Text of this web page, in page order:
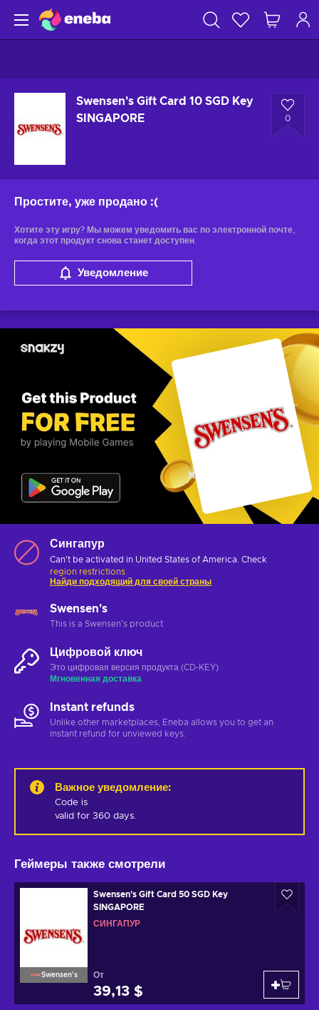
Swensen's Gift Card 10 SGD Key
SINGAPORE
0
Простите, уже продано :(
Хотите эту игру? Мы можем уведомить вас по электронной почте,
когда этот продукт снова станет доступен.
Уведомление
Сингапур
Can't be activated in United States of America. Check
region restrictions
Найди подходящий для своей страны
Swensen's
This is a Swensen's product
Цифровой ключ
Это цифровая версия продукта (CD-KEY)
Мгновенная доставка
Instant refunds
Unlike other marketplaces, Eneba allows you to get an
instant refund for unviewed keys.
Важное уведомление:
Code is
valid for 360 days.
Геймеры также смотрели
Swensen's
Swensen's Gift Card 50 SGD Key
SINGAPORE
СИНГАПУР
От
39,13 $